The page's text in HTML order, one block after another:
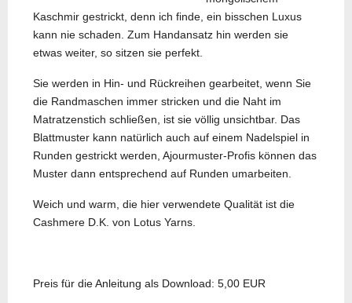
Kaschmir gestrickt, denn ich finde, ein bisschen Luxus
kann nie schaden. Zum Handansatz hin werden sie
etwas weiter, so sitzen sie perfekt.
Sie werden in Hin- und Rückreihen gearbeitet, wenn Sie
die Randmaschen immer stricken und die Naht im
Matratzenstich schließen, ist sie völlig unsichtbar. Das
Blattmuster kann natürlich auch auf einem Nadelspiel in
Runden gestrickt werden, Ajourmuster-Profis können das
Muster dann entsprechend auf Runden umarbeiten.
Weich und warm, die hier verwendete Qualität ist die
Cashmere D.K. von Lotus Yarns.
Preis für die Anleitung als Download: 5,00 EUR